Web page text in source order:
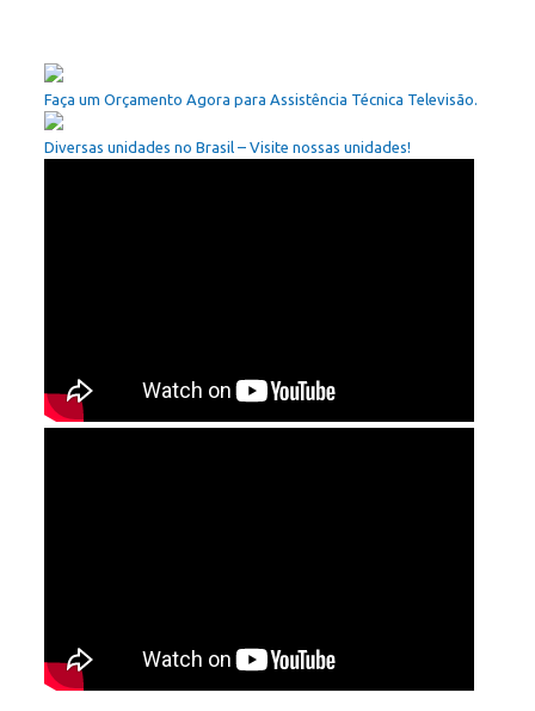
Faça um Orçamento Agora para Assistência Técnica Televisão.
Diversas unidades no Brasil – Visite nossas unidades!